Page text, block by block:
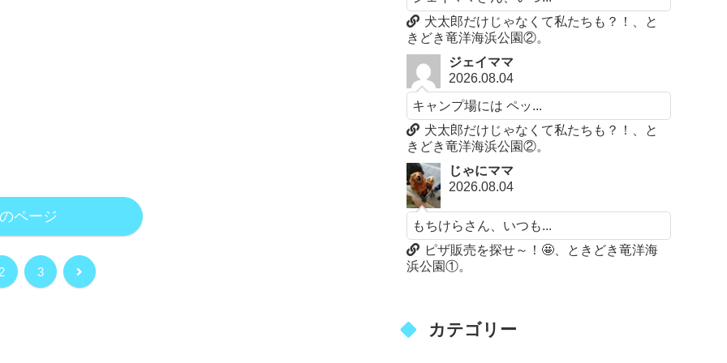
ページ
3 次
犬太郎だけじゃなくて私たちも？！、と
きどき竜洋海浜公園②。
ジェイママ
2026.08.04
キャンプ場には ペッ...
犬太郎だけじゃなくて私たちも？！、と
きどき竜洋海浜公園②。
じゃにママ
2026.08.04
もちけらさん、いつも...
ピザ販売を探せ～！🤩、ときどき竜洋海
浜公園①。
カテゴリー